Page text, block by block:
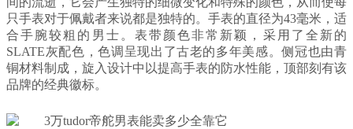
只手表对于佩戴者来说都是独特的。手表的直径为43毫米，适
合手腕较粗的男士。表带颜色非常新颖，采用了全新的
SLATE灰配色，色调呈现出了古老的多年美感。侧冠也由青
铜材料制成，旋入设计中以提高手表的防水性能，顶部刻有该
品牌的经典徽标。